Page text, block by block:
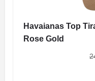
Havaianas Top
Rose Gold